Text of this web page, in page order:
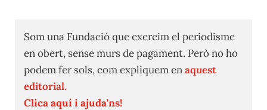
Som una Fundació que exercim el periodisme
en obert, sense murs de pagament. Però no ho
podem fer sols, com expliquem enaquest
editorial.
Clica aquí i ajuda'ns!